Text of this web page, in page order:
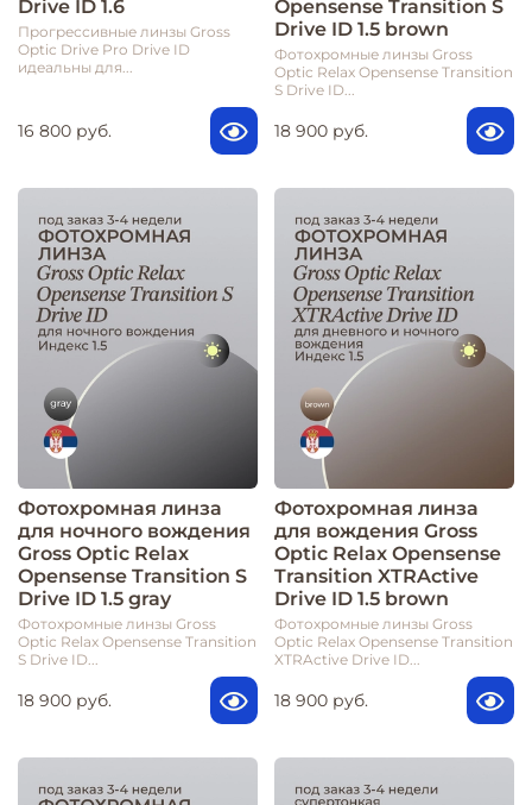
Drive ID 1.6
Прогрессивные линзы Gross
Optic Drive Pro Drive ID
идеальны для...
16 800 руб.
Opensense Transition S
Drive ID 1.5 brown
Фотохромные линзы Gross
Optic Relax Opensense Transition
S Drive ID...
18 900 руб.
Фотохромная линза
для ночного вождения
Gross Optic Relax
Opensense Transition S
Drive ID 1.5 gray
Фотохромные линзы Gross
Optic Relax Opensense Transition
S Drive ID...
18 900 руб.
Фотохромная линза
для вождения Gross
Optic Relax Opensense
Transition XTRActive
Drive ID 1.5 brown
Фотохромные линзы Gross
Optic Relax Opensense Transition
XTRActive Drive ID...
18 900 руб.